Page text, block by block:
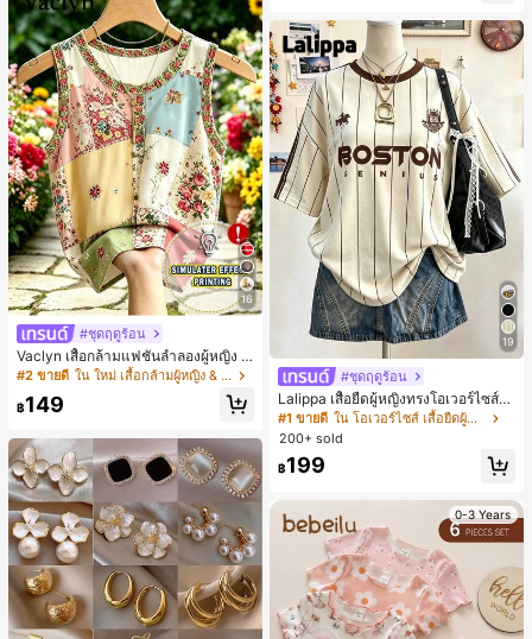
16
#ชุดฤดูร้อน
Vaclyn เสื้อกล้ามแฟชั่นลำลองผู้หญิง ล
ายแพตช์เวิร์ก แขนกุด คอกลม ติดกระดุ
#2 ขายดี ใน ใหม่ เสื้อกล้ามผู้หญิง & Camis
฿149
เกือบหมดแล้ว!
19
#ชุดฤดูร้อน
Lalippa เสื้อยืดผู้หญิงทรงโอเวอร์ไซส์ค
วามยาวกลาง คอกลม ไหล่ตก ลายพิมพ์
ตัวอักษรและลายทางแนวตั้ง สไตล์แฟชั่
นมินิมอล ของขวัญให้เพื่อน
#1 ขายดี
ใน โอเวอร์ไซส์ เสื้อยืดผู้หญิง
200+ sold
฿199
0-3 Years